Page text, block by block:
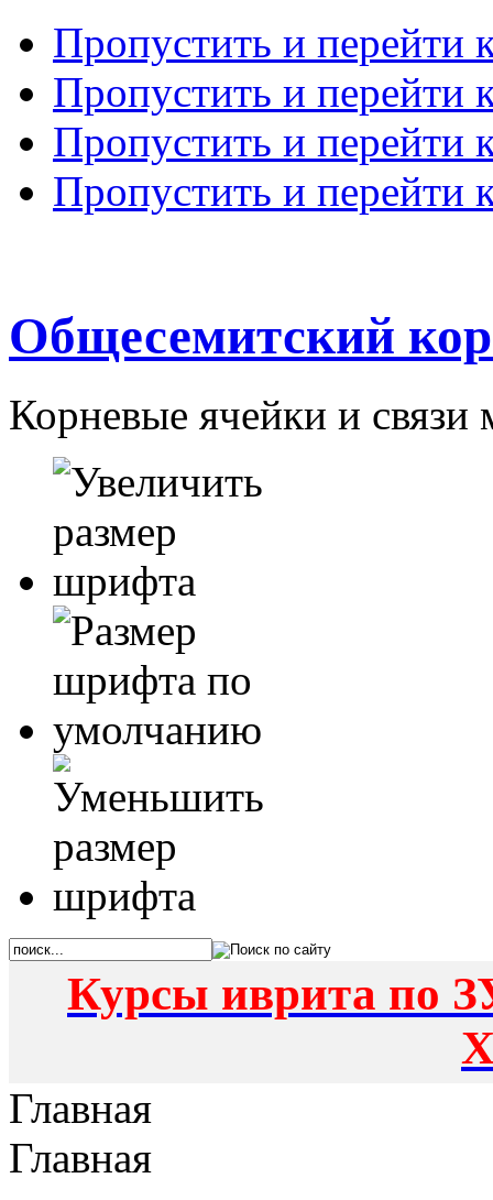
Пропустить и перейти
Пропустить и перейти
Пропустить и перейти
Пропустить и перейти
Общесемитский
Корневые ячейки и
Курсы иврита по
Главная
Главная